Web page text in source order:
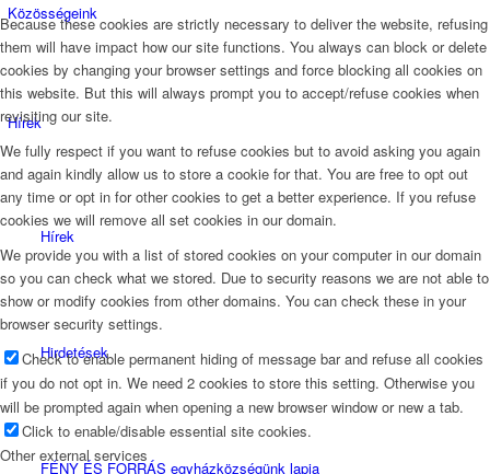
Közösségeink
Hírek
Hírek
Hirdetések
FÉNY ÉS FORRÁS egyházközségünk lapja
Because these cookies are strictly necessary to deliver the website, refusing
them will have impact how our site functions. You always can block or delete
cookies by changing your browser settings and force blocking all cookies on
this website. But this will always prompt you to accept/refuse cookies when
revisiting our site.
We fully respect if you want to refuse cookies but to avoid asking you again
and again kindly allow us to store a cookie for that. You are free to opt out
any time or opt in for other cookies to get a better experience. If you refuse
cookies we will remove all set cookies in our domain.
We provide you with a list of stored cookies on your computer in our domain
so you can check what we stored. Due to security reasons we are not able to
show or modify cookies from other domains. You can check these in your
browser security settings.
Check to enable permanent hiding of message bar and refuse all cookies
if you do not opt in. We need 2 cookies to store this setting. Otherwise you
will be prompted again when opening a new browser window or new a tab.
Click to enable/disable essential site cookies.
Other external services